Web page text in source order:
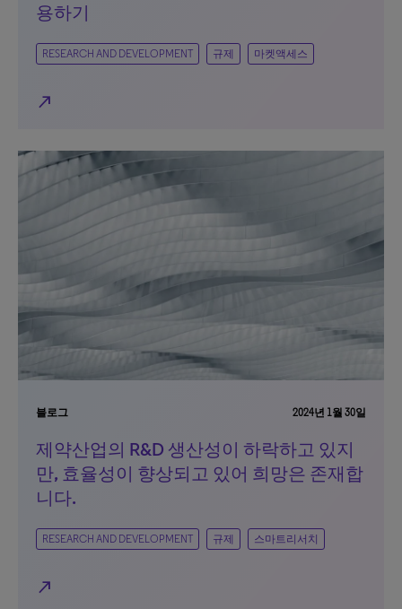
용하기
RESEARCH AND DEVELOPMENT 규제 마켓액세스
north_east
블로그 2024년 1월 30일
제약산업의 R&D 생산성이 하락하고 있지
만, 효율성이 향상되고 있어 희망은 존재합
니다.
RESEARCH AND DEVELOPMENT 규제 스마트리서치
north_east